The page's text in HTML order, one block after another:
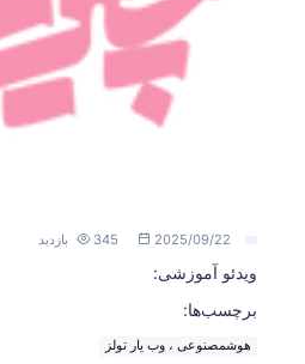
2025/09/22 345 بازدید
ویدئو آموزشی:
برچسب‌ها:
هوشمصنوعی ، وب یار تولز